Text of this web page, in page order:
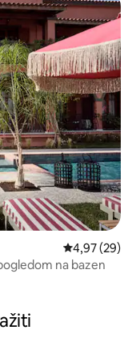
Prosječna
4,97 (29)
na bazen